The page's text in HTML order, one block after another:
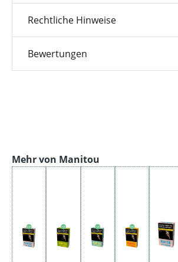
Rechtliche Hinweise
Bewertungen
Produktgalerie überspringen
Mehr von Manitou